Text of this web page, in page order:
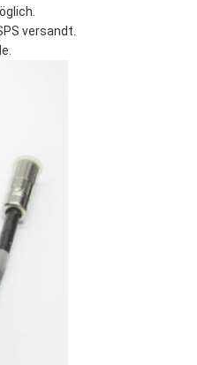
versandt.